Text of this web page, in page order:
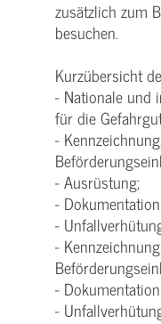
zusätzlich zum
besuchen.
Kurzübersicht
- Nationale und
für die
-
- Ausrüstung;
-
-
-
-
-